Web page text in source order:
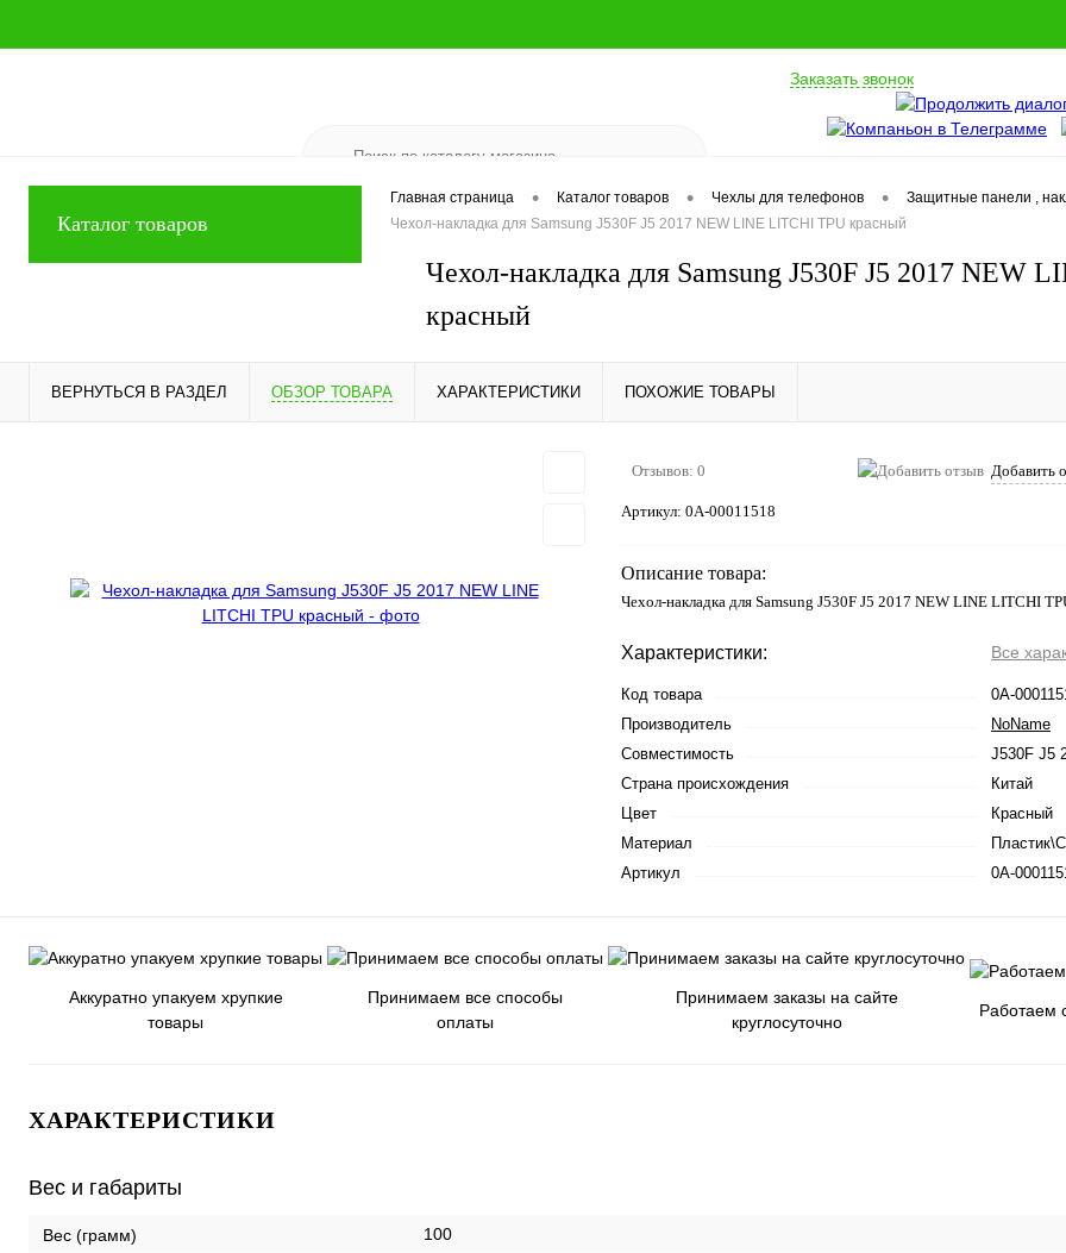
Заказать звонок
Каталог товаров
Главная страница • Каталог товаров • Чехлы для телефонов •
Защитные панели ,
Чехол-накладка для Samsung J530F J5 2017 NEW LINE LITCHI TPU красный
Чехол-накладка для Samsung J530F J5 2017 NEW
красный
ВЕРНУТЬСЯ В РАЗДЕЛ ОБЗОР ТОВАРА ХАРАКТЕРИСТИКИ ПОХОЖИЕ ТОВАРЫ
Отзывов: 0 Добавить
Артикул: 0А-00011518
Описание товара:
Чехол-накладка для Samsung J530F J5 2017 NEW LINE LITCHI
Характеристики: Все
Код товара
0А-
Производитель
NoName
Совместимость
J530F J5
Страна происхождения
Китай
Цвет
Красный
Материал
Артикул
0А-
Аккуратно упакуем хрупкие
товары
Принимаем все способы
оплаты
Принимаем заказы на сайте
круглосуточно
Работаем
ХАРАКТЕРИСТИКИ
Вес и габариты
Вес (грамм) 100